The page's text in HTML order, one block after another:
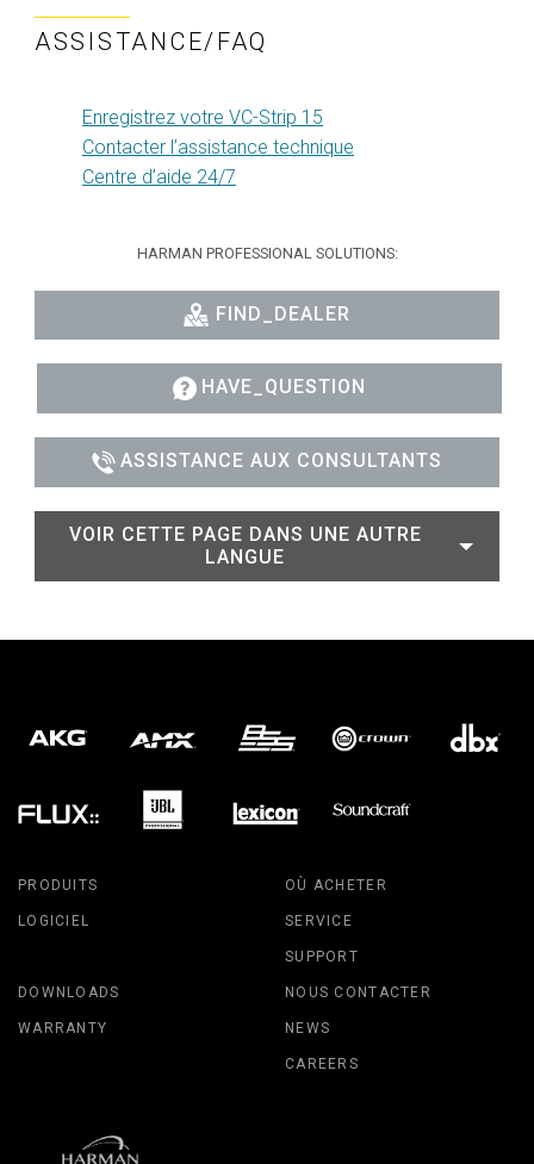
ASSISTANCE/FAQ
Enregistrez votre VC-Strip 15
Contacter l’assistance technique
Centre d’aide 24/7
HARMAN PROFESSIONAL SOLUTIONS:
FIND_DEALER
HAVE_QUESTION
ASSISTANCE AUX CONSULTANTS
VOIR CETTE PAGE DANS UNE AUTRE
LANGUE
PRODUITS
LOGICIEL
OÙ ACHETER
SERVICE
SUPPORT
DOWNLOADS
WARRANTY
NOUS CONTACTER
NEWS
CAREERS